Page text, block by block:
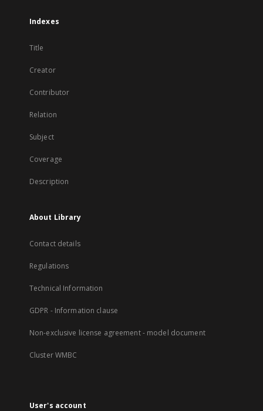
Indexes
Title
Creator
Contributor
Relation
Subject
Coverage
Description
About Library
Contact details
Regulations
Technical Information
GDPR - Information clause
Non-exclusive license agreement - model document
Cluster WMBC
User's account